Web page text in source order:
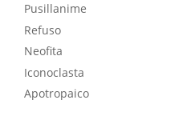
Pusillanime
Refuso
Neofita
Iconoclasta
Apotropaico